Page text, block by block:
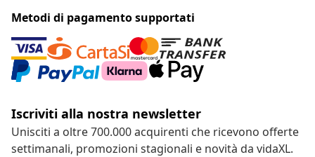
Metodi di pagamento supportati
Iscriviti alla nostra newsletter
Unisciti a oltre 700.000 acquirenti che ricevono offerte
settimanali, promozioni stagionali e novità da vidaXL.